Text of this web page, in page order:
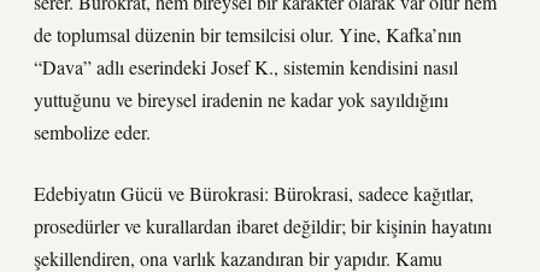
de toplumsal düzenin bir temsilcisi olur. Yine, Kafka’nın
“Dava” adlı eserindeki Josef K., sistemin kendisini nasıl
yuttuğunu ve bireysel iradenin ne kadar yok sayıldığını
sembolize eder.
Edebiyatın Gücü ve Bürokrasi: Bürokrasi, sadece kağıtlar,
prosedürler ve kurallardan ibaret değildir; bir kişinin hayatını
şekillendiren, ona varlık kazandıran bir yapıdır. Kamu